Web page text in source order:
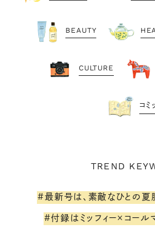
BEAUTY
CULTURE
コミ
TREND
#最新号は、素敵なひとの夏
#付録はミッフィー×コール